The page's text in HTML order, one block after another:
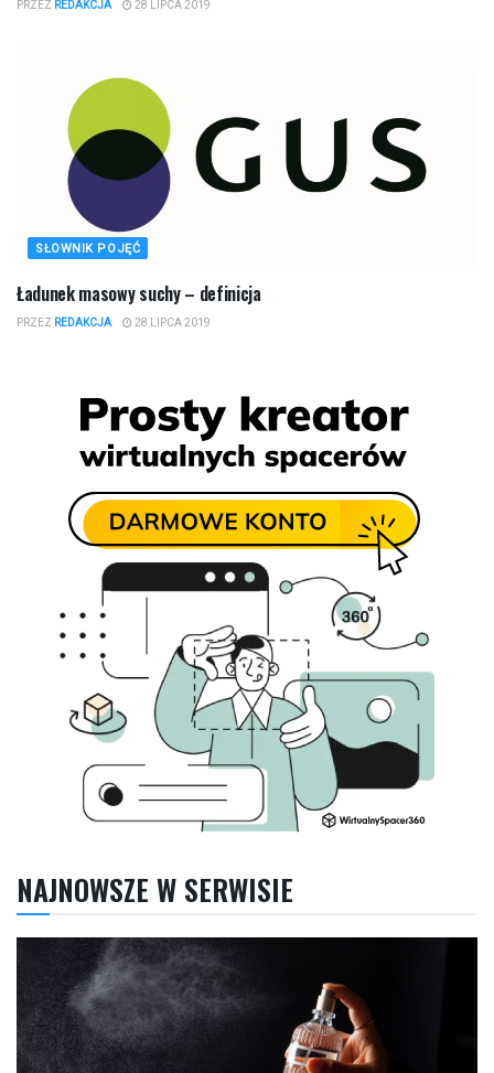
PRZEZ REDAKCJA 28 LIPCA 2019
SŁOWNIK POJĘĆ
Ładunek masowy suchy – definicja
PRZEZ REDAKCJA 28 LIPCA 2019
NAJNOWSZE W SERWISIE